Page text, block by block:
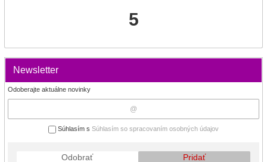
5
Newsletter
Odoberajte aktuálne novinky
Súhlasím s Súhlasím so spracovaním osobných údajov
Odobrať Pridať